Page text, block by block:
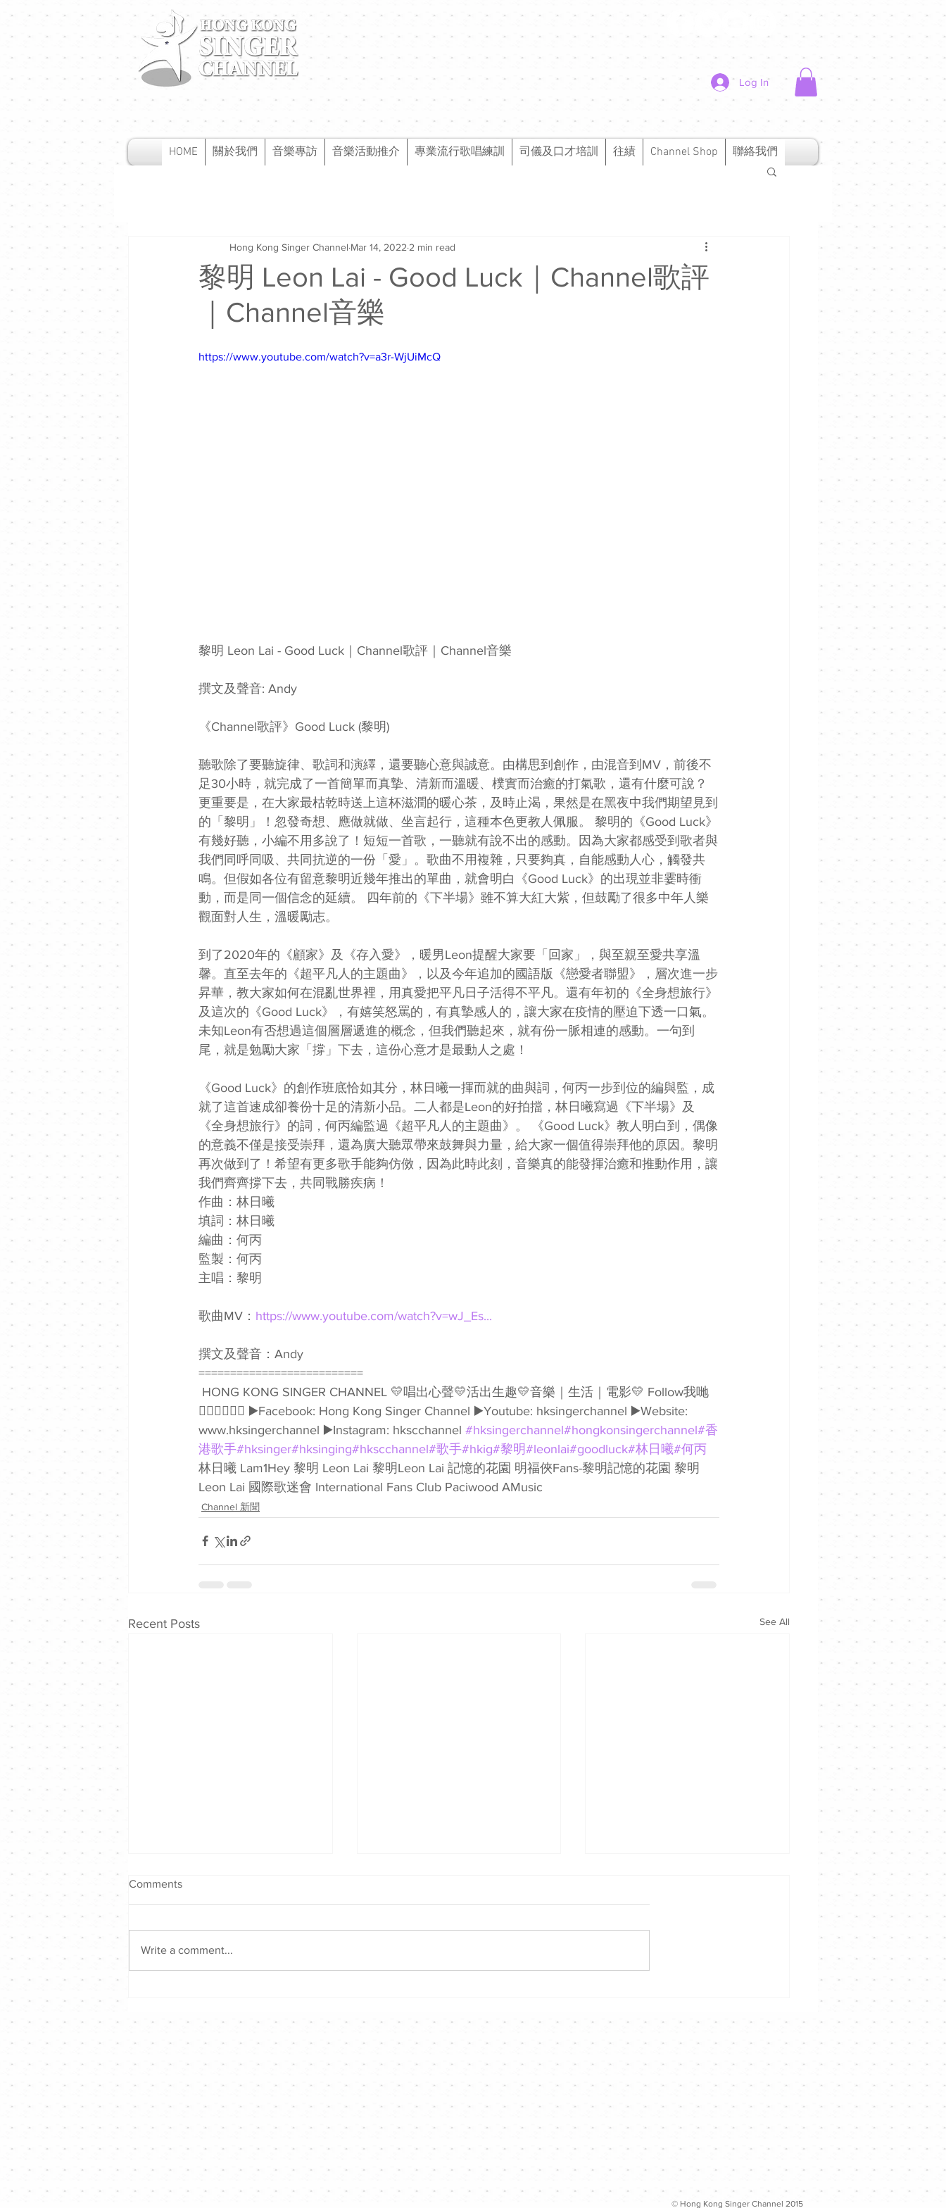
Log In
HOME 關於我們 音樂專訪 音樂活動推介 專業流行歌唱練訓 司儀及口才培訓 往績 Channel Shop 聯絡我們
黎明 Leon Lai - Good Luck｜Channel歌評
｜Channel音樂
Hong Kong Singer Channel Mar 14, 2022 2 min read
https://www.youtube.com/watch?v=a3r-WjUiMcQ
黎明 Leon Lai - Good Luck｜Channel歌評｜Channel音樂
撰文及聲音: Andy
《Channel歌評》Good Luck (黎明)
聽歌除了要聽旋律、歌詞和演繹，還要聽心意與誠意。由構思到創作，由混音到MV，前後不
足30小時，就完成了一首簡單而真摯、清新而溫暖、樸實而治癒的打氣歌，還有什麼可說？
更重要是，在大家最枯乾時送上這杯滋潤的暖心茶，及時止渴，果然是在黑夜中我們期望見到
的「黎明」！忽發奇想、應做就做、坐言起行，這種本色更教人佩服。 黎明的《Good Luck》
有幾好聽，小編不用多說了！短短一首歌，一聽就有說不出的感動。因為大家都感受到歌者與
我們同呼同吸、共同抗逆的一份「愛」。歌曲不用複雜，只要夠真，自能感動人心，觸發共
鳴。但假如各位有留意黎明近幾年推出的單曲，就會明白《Good Luck》的出現並非霎時衝
動，而是同一個信念的延續。 四年前的《下半場》雖不算大紅大紫，但鼓勵了很多中年人樂
觀面對人生，溫暖勵志。
到了2020年的《顧家》及《存入愛》，暖男Leon提醒大家要「回家」，與至親至愛共享溫
馨。直至去年的《超平凡人的主題曲》，以及今年追加的國語版《戀愛者聯盟》，層次進一步
昇華，教大家如何在混亂世界裡，用真愛把平凡日子活得不平凡。還有年初的《全身想旅行》
及這次的《Good Luck》，有嬉笑怒罵的，有真摯感人的，讓大家在疫情的壓迫下透一口氣。
未知Leon有否想過這個層層遞進的概念，但我們聽起來，就有份一脈相連的感動。一句到
尾，就是勉勵大家「撐」下去，這份心意才是最動人之處！
《Good Luck》的創作班底恰如其分，林日曦一揮而就的曲與詞，何丙一步到位的編與監，成
就了這首速成卻養份十足的清新小品。二人都是Leon的好拍擋，林日曦寫過《下半場》及
《全身想旅行》的詞，何丙編監過《超平凡人的主題曲》。 《Good Luck》教人明白到，偶像
的意義不僅是接受崇拜，還為廣大聽眾帶來鼓舞與力量，給大家一個值得崇拜他的原因。黎明
再次做到了！希望有更多歌手能夠仿傚，因為此時此刻，音樂真的能發揮治癒和推動作用，讓
我們齊齊撐下去，共同戰勝疾病！
作曲：林日曦
填詞：林日曦
編曲：何丙
監製：何丙
主唱：黎明
歌曲MV： https://www.youtube.com/watch?v=wJ_Es...
撰文及聲音：Andy
==========================
👇🏻👇🏻🥰🥰 ▶️Facebook: Hong Kong Singer Channel ▶️Youtube: hksingerchannel ▶️Website:
www.hksingerchannel ▶️Instagram: hkscchannel #hksingerchannel#hongkonsingerchannel#香
港歌手#hksinger#hksinging#hkscchannel#歌手#hkig#黎明#leonlai#goodluck#林日曦#何丙
林日曦 Lam1Hey 黎明 Leon Lai 黎明Leon Lai 記憶的花園 明福俠Fans-黎明記憶的花園 黎明
Leon Lai 國際歌迷會 International Fans Club Paciwood AMusic
Channel 新聞
Recent Posts See All
音樂
❤️⭐️⭐️
Comments
Write a comment...
© Hong Kong Singer Channel 2015